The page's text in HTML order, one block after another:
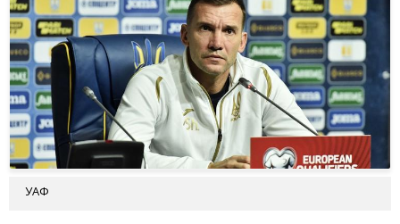
УАФ